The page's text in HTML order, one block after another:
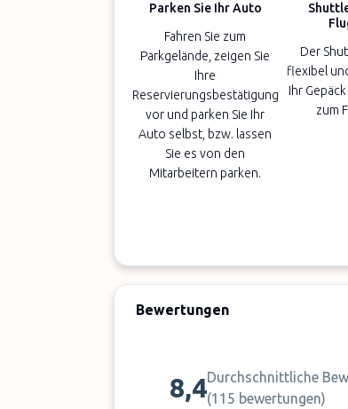
Parken Sie Ihr Auto
Fahren Sie zum
Parkgelände, zeigen Sie
Ihre
Reservierungsbestätigung
vor und parken Sie Ihr
Auto selbst, bzw. lassen
Sie es von den
Mitarbeitern parken.
Der
flexibel
Ihr
zum
Bewertungen
8,4Durchschnittliche
(115 bewertungen)